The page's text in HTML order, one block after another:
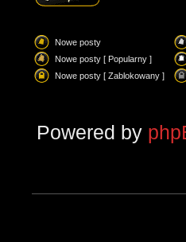
Nowe posty
Nowe posty [ Popularny ]
Nowe posty [ Zablokowany ]
Powered by